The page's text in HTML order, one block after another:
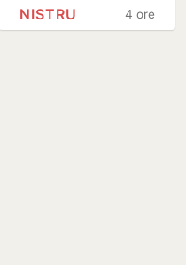
Criuleni, amendați
4 ore
NISTRU